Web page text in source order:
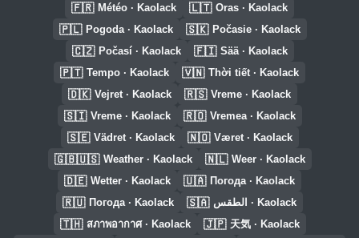
🇫🇷 Météo · Kaolack 🇱🇹 Oras · Kaolack
🇵🇱 Pogoda · Kaolack 🇸🇰 Počasie · Kaolack
🇨🇿 Počasí · Kaolack 🇫🇮 Sää · Kaolack
🇵🇹 Tempo · Kaolack 🇻🇳 Thời tiết · Kaolack
🇩🇰 Vejret · Kaolack 🇷🇸 Vreme · Kaolack
🇸🇮 Vreme · Kaolack 🇷🇴 Vremea · Kaolack
🇸🇪 Vädret · Kaolack 🇳🇴 Været · Kaolack
🇬🇧🇺🇸 Weather · Kaolack 🇳🇱 Weer · Kaolack
🇩🇪 Wetter · Kaolack 🇺🇦 Погода · Kaolack
🇷🇺 Погода · Kaolack 🇸🇦 الطقس · Kaolack
🇹🇭 สภาพอากาศ · Kaolack 🇯🇵 天気 · Kaolack